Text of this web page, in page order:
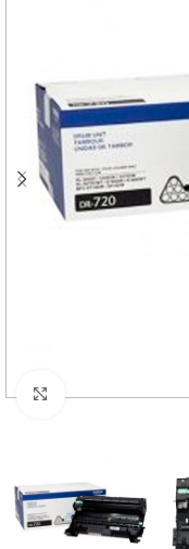
Haga Click para